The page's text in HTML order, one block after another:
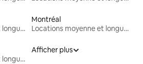
Locations moyenne et longue durée
Montréal
Locations moyenne et longue durée
Locations moyenne et longue durée
Afficher plus